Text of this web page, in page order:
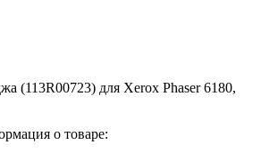
(113R00723) для Xerox Phaser 6180,
о товаре: